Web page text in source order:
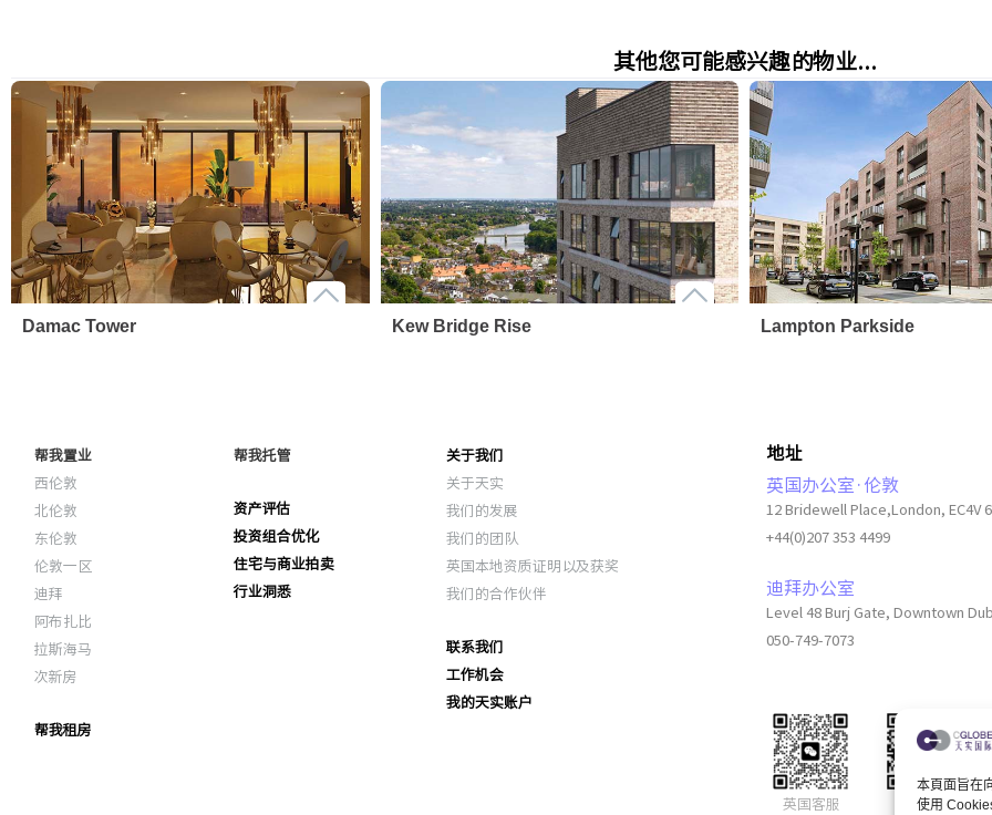
本頁面旨在
使用
其他您可能感兴趣的物业...
Damac Tower Kew Bridge Rise Lampton Parkside
帮我置业
西伦敦
北伦敦
东伦敦
伦敦一区
迪拜
阿布扎比
拉斯海马
次新房
帮我租房
帮我托管
资产评估
投资组合优化
住宅与商业拍卖
行业洞悉
关于我们
关于天实
我们的发展
我们的团队
英国本地资质证明以及获奖
我们的合作伙伴
联系我们
工作机会
我的天实账户
地址
英国办公室·伦敦
12 Bridewell Place,London, EC4V
+44(0)207 353 4499
迪拜办公室
Level 48 Burj Gate, Downtown
050-749-7073
英国客服 公众号